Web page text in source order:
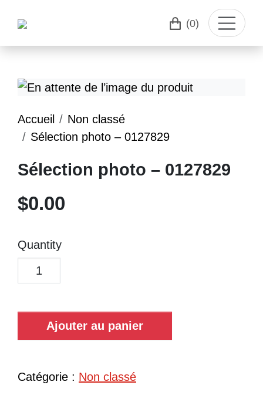
(0)
Accueil
Non classé
Sélection photo – 0127829
Sélection photo – 0127829
$0.00
Quantity
Ajouter au panier
Catégorie : Non classé